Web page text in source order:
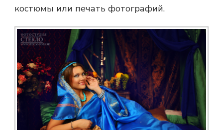
костюмы или печать фотографий.